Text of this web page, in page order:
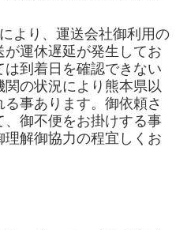
介
げ・ 品質検査（正社員）
げ・ 品質検査（パート）
より、運送会社御利用の
が運休遅延が発生してお
は到着日を確認できない
の状況により熊本県以
事あります。御依頼さ
御不便をお掛けする事
解御協力の程宜しくお